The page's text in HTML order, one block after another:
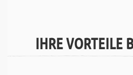
IHRE VORTEILE